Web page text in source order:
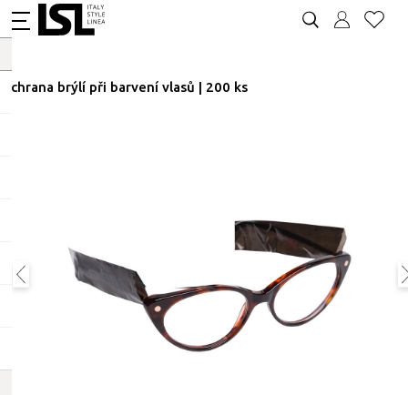
Ochrana brýlí při barvení vlasů | 200 ks